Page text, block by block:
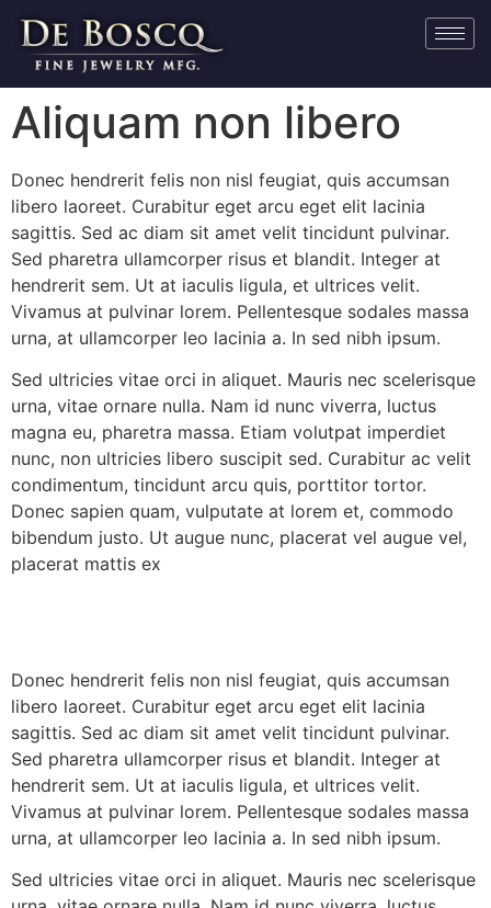
Aliquam non libero
Donec hendrerit felis non nisl feugiat, quis accumsan
libero laoreet. Curabitur eget arcu eget elit lacinia
sagittis. Sed ac diam sit amet velit tincidunt pulvinar.
Sed pharetra ullamcorper risus et blandit. Integer at
hendrerit sem. Ut at iaculis ligula, et ultrices velit.
Vivamus at pulvinar lorem. Pellentesque sodales massa
urna, at ullamcorper leo lacinia a. In sed nibh ipsum.
Sed ultricies vitae orci in aliquet. Mauris nec scelerisque
urna, vitae ornare nulla. Nam id nunc viverra, luctus
magna eu, pharetra massa. Etiam volutpat imperdiet
nunc, non ultricies libero suscipit sed. Curabitur ac velit
condimentum, tincidunt arcu quis, porttitor tortor.
Donec sapien quam, vulputate at lorem et, commodo
bibendum justo. Ut augue nunc, placerat vel augue vel,
placerat mattis ex
Donec hendrerit felis non nisl feugiat, quis accumsan
libero laoreet. Curabitur eget arcu eget elit lacinia
sagittis. Sed ac diam sit amet velit tincidunt pulvinar.
Sed pharetra ullamcorper risus et blandit. Integer at
hendrerit sem. Ut at iaculis ligula, et ultrices velit.
Vivamus at pulvinar lorem. Pellentesque sodales massa
urna, at ullamcorper leo lacinia a. In sed nibh ipsum.
Sed ultricies vitae orci in aliquet. Mauris nec scelerisque